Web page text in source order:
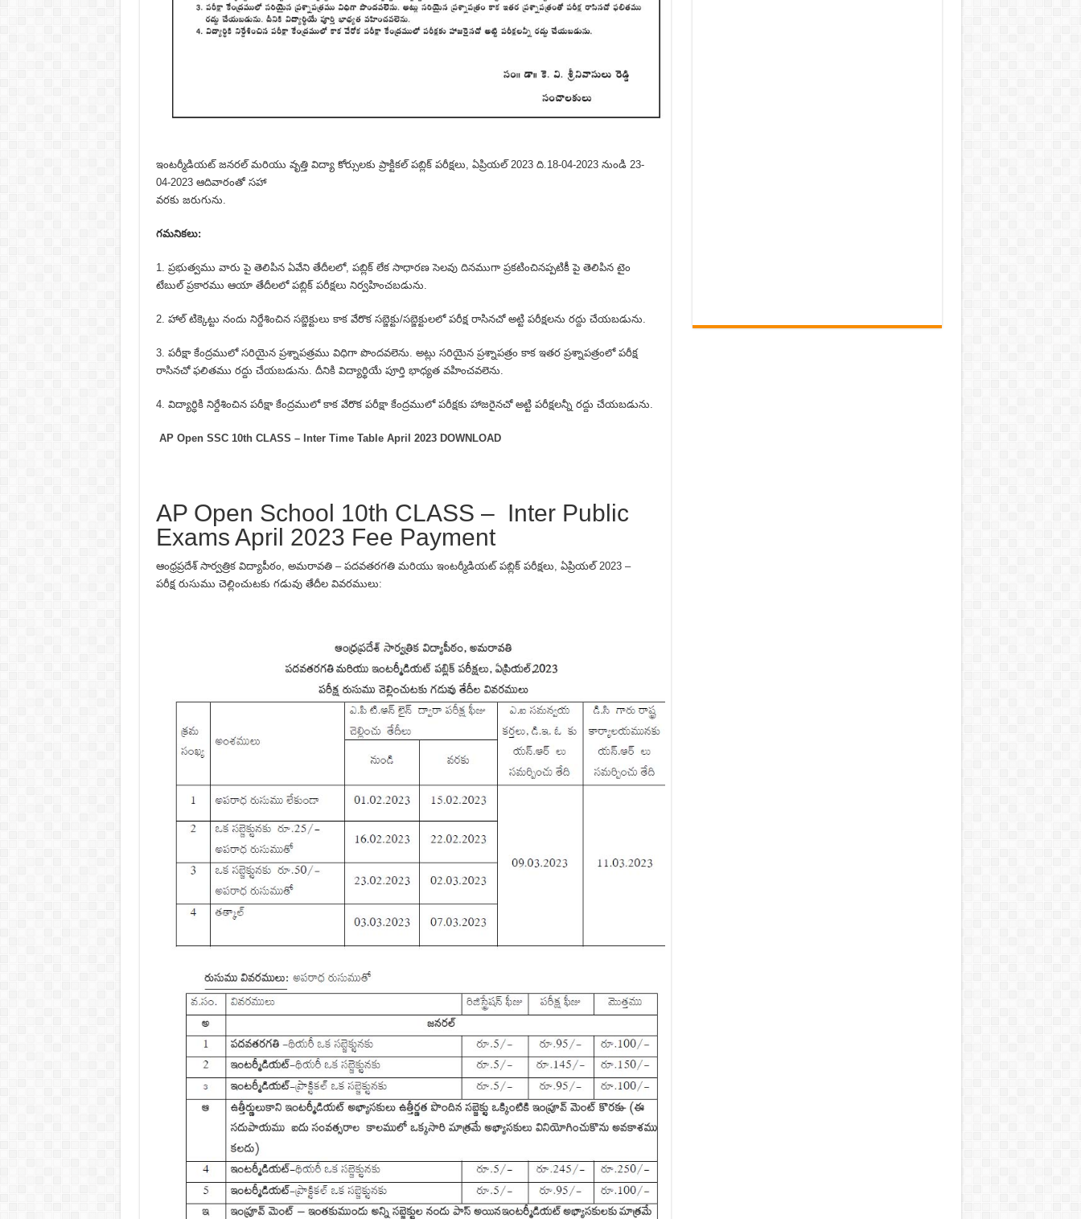
ఇంటర్మీడియట్ జనరల్ మరియు వృత్తి విద్యా కోర్సులకు ప్రాక్టికల్ పబ్లిక్ పరీక్షలు, ఏప్రియల్ 2023 ది.18-04-2023 నుండి 23-
04-2023 ఆదివారంతో సహా
వరకు జరుగును.
గమనికలు:
1. ప్రభుత్వము వారు పై తెలిపిన ఏవేని తేదీలలో, పబ్లిక్ లేక సాధారణ సెలవు దినముగా ప్రకటించినప్పటికీ పై తెలిపిన టైం
టేబుల్ ప్రకారము ఆయా తేదీలలో పబ్లిక్ పరీక్షలు నిర్వహించబడును.
2. హాల్ టిక్కెట్టు నందు నిర్దేశించిన సబ్జెక్టులు కాక వేరొక సబ్జెక్టు/సబ్జెక్టులలో పరీక్ష రాసినచో అట్టి పరీక్షలను రద్దు చేయబడును.
3. పరీక్షా కేంద్రములో సరియైన ప్రశ్నాపత్రము విధిగా పొందవలెను. అట్లు సరియైన ప్రశ్నాపత్రం కాక ఇతర ప్రశ్నాపత్రంలో పరీక్ష
రాసినచో ఫలితము రద్దు చేయబడును. దీనికి విద్యార్థియే పూర్తి భాధ్యత వహించవలెను.
4. విద్యార్ధికి నిర్దేశించిన పరీక్షా కేంద్రములో కాక వేరొక పరీక్షా కేంద్రములో పరీక్షకు హాజరైనచో అట్టి పరీక్షలన్నీ రద్దు చేయబడును.
AP Open SSC 10th CLASS – Inter Time Table April 2023 DOWNLOAD
AP Open School 10th CLASS – Inter Public
Exams April 2023 Fee Payment
ఆంధ్రప్రదేశ్ సార్వత్రిక విద్యాపీఠం, అమరావతి – పదవతరగతి మరియు ఇంటర్మీడియట్ పబ్లిక్ పరీక్షలు, ఏప్రియల్ 2023 –
పరీక్ష రుసుము చెల్లించుటకు గడువు తేదీల వివరములు: